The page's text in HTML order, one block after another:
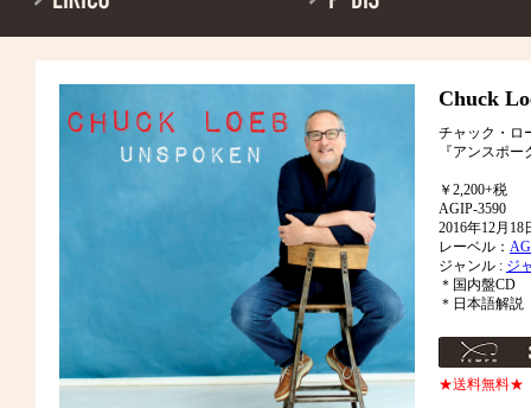
Chuck
チャック・ロ
『アンスポー
￥2,200+税
AGIP-3590
2016年12月18
レーベル：
ジャンル : ジ
＊国内盤CD
＊日本語解説
★送料無料★